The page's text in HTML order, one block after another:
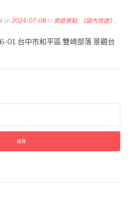
on 2024-07-08 in 旅遊景點, 《國內旅遊》 ,
01 台中市和平區 雙崎部落 景觀台